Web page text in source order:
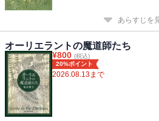
あらすじを
オーリエラントの魔道師たち
¥800 (税込)
20%ポイント
2026.08.13まで